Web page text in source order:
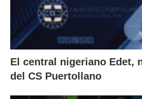
El central nigeriano Edet,
del CS Puertollano